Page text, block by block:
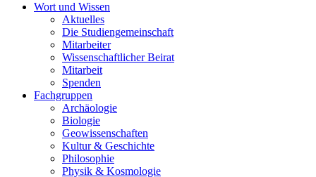
Wort und Wissen
Aktuelles
Die Studiengemeinschaft
Mitarbeiter
Wissenschaftlicher Beirat
Mitarbeit
Spenden
Fachgruppen
Archäologie
Biologie
Geowissenschaften
Kultur & Geschichte
Philosophie
Physik & Kosmologie